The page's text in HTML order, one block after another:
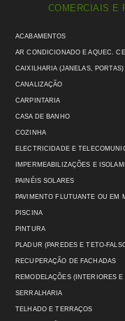
COMERCIAIS E
ACABAMENTOS
AR CONDICIONADO E AQUEC.
CAIXILHARIA (JANELAS,
CANALIZAÇÃO
CARPINTARIA
CASA DE BANHO
COZINHA
ELECTRICIDADE E
IMPERMEABILIZAÇÕES E
PAINÉIS SOLARES
PAVIMENTO FLUTUANTE OU EM
PISCINA
PINTURA
PLADUR (PAREDES E TETO-
RECUPERAÇÃO DE FACHADAS
REMODELAÇÕES (INTERIORES
SERRALHARIA
TELHADO E TERRAÇOS